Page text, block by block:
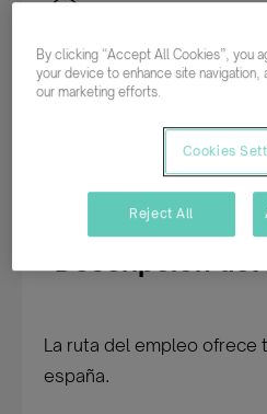
Indefinido
Inscribirme en
Descripción del
La ruta del empleo ofrece
españa.
By clicking “Accept All Cookies”, you
your device to enhance site navigation,
our marketing efforts.
Cookies
Reject All